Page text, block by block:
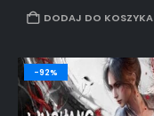
DODAJ DO KOSZYKA
-92%